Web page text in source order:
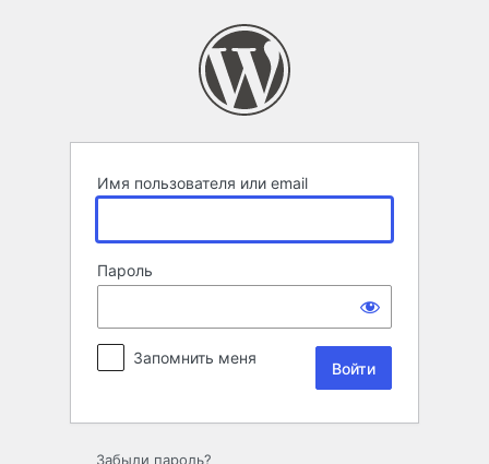
Имя пользователя или email
Пароль
Запомнить меня
Забыли пароль?